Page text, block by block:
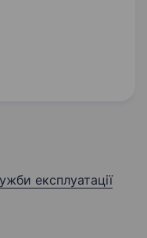
експлуатації